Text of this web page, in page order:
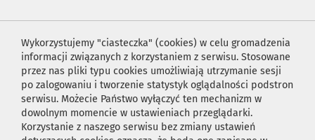
Wykorzystujemy "ciasteczka" (cookies) w celu gromadzenia
informacji związanych z korzystaniem z serwisu. Stosowane
przez nas pliki typu cookies umożliwiają utrzymanie sesji
po zalogowaniu i tworzenie statystyk oglądalności podstron
serwisu. Możecie Państwo wyłączyć ten mechanizm w
dowolnym momencie w ustawieniach przeglądarki.
Korzystanie z naszego serwisu bez zmiany ustawień